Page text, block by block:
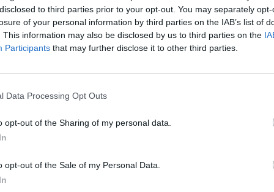
to third parties prior to your opt-out. You may separately
of your personal information by third parties on the IAB’s list of
This information may also be disclosed by us to third parties on the
Participants that may further disclose it to other third parties.
Data Processing Opt Outs
opt-out of the Sharing of my personal data.
opt-out of the Sale of my Personal Data.
amelynek privatizációjáról június 30-áig kell
Mager Andrea miniszternek. Megnéztük,
egyelőre nem nyilvánosak minden magyar nagybank, így a
portfolio.hu hírarchívumához tartozik, melynek olvasása